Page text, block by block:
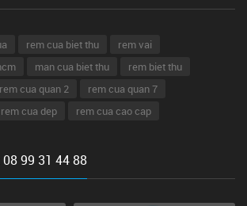
rem cua biet thu
rem vai
man cua biet thu
rem biet thu
rem cua quan 2
rem cua quan 7
rem cua dep rem cua cao cap
08 99 31 44 88